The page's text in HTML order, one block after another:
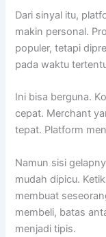
Dari sinyal itu,
makin personal.
populer, tetapi
pada waktu
Ini bisa berguna.
cepat. Merchant
tepat. Platform
Namun sisi
mudah dipicu.
membuat
membeli, batas
menjadi tipis.